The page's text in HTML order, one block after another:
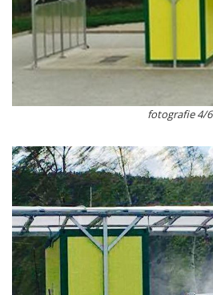
fotografie 4/6